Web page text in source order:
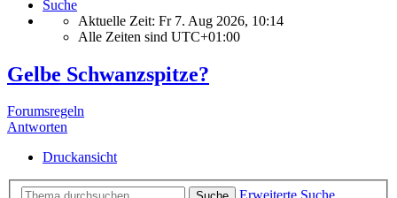
Suche
Aktuelle Zeit: Fr 7. Aug 2026, 10:14
Alle Zeiten sind UTC+01:00
Gelbe Schwanzspitze?
Forumsregeln
Antworten
Druckansicht
Erweiterte Suche